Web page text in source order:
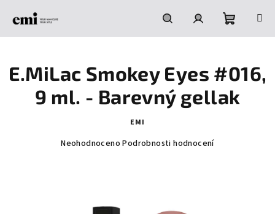
HledatPřihlášeníNákupní
košík
E.MiLac Smokey Eyes #016,
9 ml. - Barevný gellak
EMI
Průměrné
Neohodnoceno Podrobnosti hodnocení